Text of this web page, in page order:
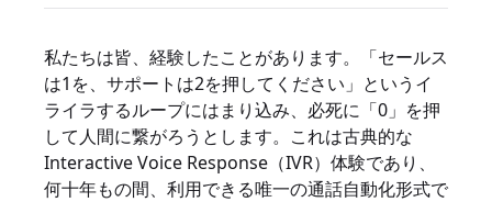
私たちは皆、経験したことがあります。「セールス
は1を、サポートは2を押してください」というイ
ライラするループにはまり込み、必死に「0」を押
して人間に繋がろうとします。これは古典的な
Interactive Voice Response（IVR）体験であり、
何十年もの間、利用できる唯一の通話自動化形式で